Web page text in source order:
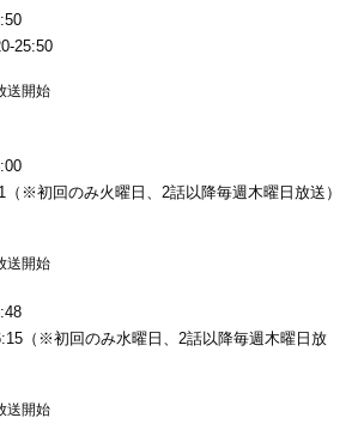
25:50
送開始
※初回のみ火曜日、2話以降毎週木曜日放送）
送開始
（※初回のみ水曜日、2話以降毎週木曜日放
送開始